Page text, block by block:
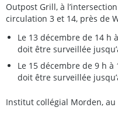
Outpost Grill, à
circulation 3 et 14, près de
Le 13 décembre de 14 h
doit être surveillée
Le 15 décembre de 9 h à
doit être surveillée
Institut collégial Morden, au